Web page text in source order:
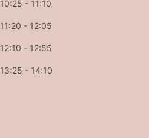
10:25 - 11:10
11:20 - 12:05
12:10 - 12:55
13:25 - 14:10